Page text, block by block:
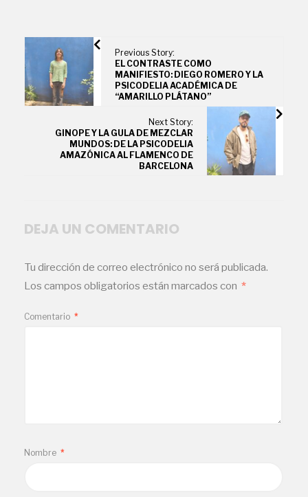
Previous Story:
EL CONTRASTE COMO
MANIFIESTO: DIEGO ROMERO Y LA
PSICODELIA ACADÉMICA DE
“AMARILLO PLÁTANO”
Next Story:
GINOPE Y LA GULA DE MEZCLAR
MUNDOS: DE LA PSICODELIA
AMAZÓNICA AL FLAMENCO DE
BARCELONA
DEJA UN COMENTARIO
Tu dirección de correo electrónico no será publicada.
Los campos obligatorios están marcados con *
Comentario *
Nombre *